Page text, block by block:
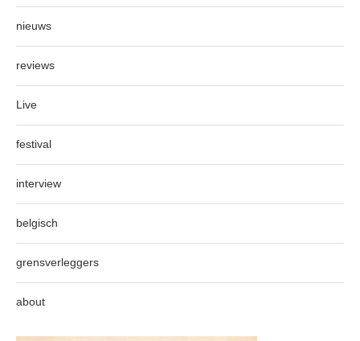
nieuws
reviews
Live
festival
interview
belgisch
grensverleggers
about